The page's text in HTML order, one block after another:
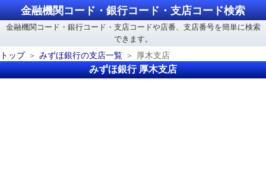
金融機関コード・銀行コード・支店コード検索
金融機関コード・銀行コード・支店コードや店番、支店番号を簡単に検索
できます。
トップ
みずほ銀行の支店一覧 厚木支店
みずほ銀行 厚木支店